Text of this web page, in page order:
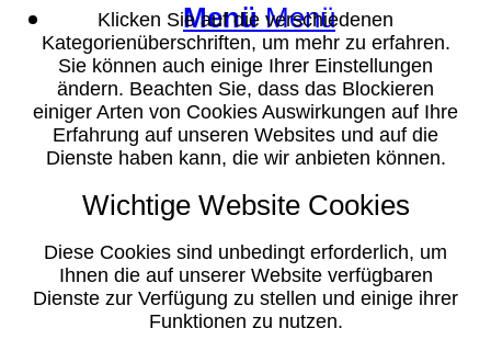
Menü Menü
Klicken Sie auf die verschiedenen
Kategorienüberschriften, um mehr zu erfahren.
Sie können auch einige Ihrer Einstellungen
ändern. Beachten Sie, dass das Blockieren
einiger Arten von Cookies Auswirkungen auf Ihre
Erfahrung auf unseren Websites und auf die
Dienste haben kann, die wir anbieten können.
Wichtige Website Cookies
Diese Cookies sind unbedingt erforderlich, um
Ihnen die auf unserer Website verfügbaren
Dienste zur Verfügung zu stellen und einige ihrer
Funktionen zu nutzen.